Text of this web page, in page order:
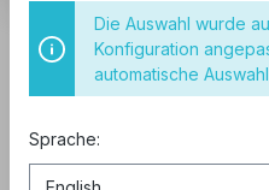
Kabel und Leitungen
Wellrohr Flexibel
Die Auswahl wurde
Konfiguration
automatische
Sprache: